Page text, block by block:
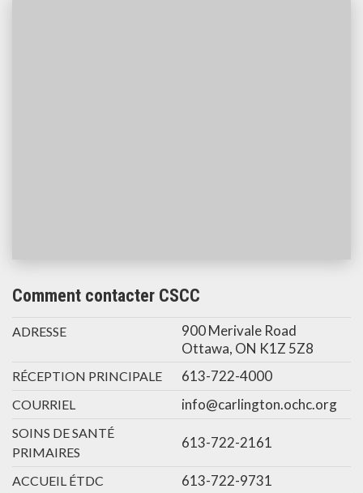
Comment contacter CSCC
ADRESSE
900 Merivale Road
Ottawa, ON K1Z 5Z8
RÉCEPTION PRINCIPALE 613-722-4000
COURRIEL info@carlington.ochc.org
SOINS DE SANTÉ
PRIMAIRES
613-722-2161
ACCUEIL ÉTDC 613-722-9731